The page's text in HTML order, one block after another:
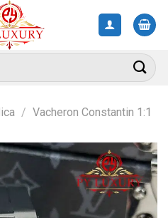
/ Vacheron Constantin 1:1